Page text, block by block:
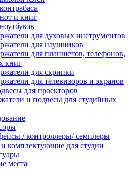
и книг
для духовых инструментов
для наушников
для планшетов, телефонов,
книг
для скрипки
для телевизоров и экранов
для проекторов
и подвесы для студийных
/ контроллеры/ семплеры
комплектующие для студии
места